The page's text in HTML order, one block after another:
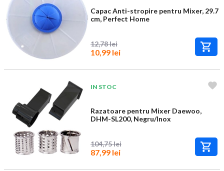
Capac Anti-stropire pentru Mixer, 29.7
cm, Perfect Home
12,78 lei
10,99 lei
IN STOC
Razatoare pentru Mixer Daewoo,
DHM-SL200, Negru/Inox
104,75 lei
87,99 lei